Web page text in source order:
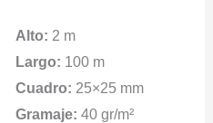
Alto: 2 m
Largo: 100 m
Cuadro: 25×25 mm
Gramaje: 40 gr/m²